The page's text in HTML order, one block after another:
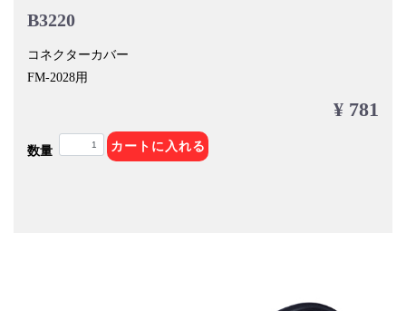
B3220
コネクターカバー
FM-2028用
¥ 781
数量 カートに入れる